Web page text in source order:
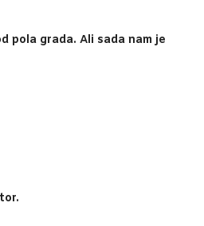
pola grada. Ali sada nam je